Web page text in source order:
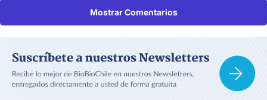
Mostrar Comentarios